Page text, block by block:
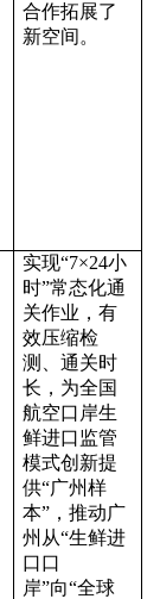
合作拓展了
新空间。
实现“7×24小
时”常态化通
关作业，有
效压缩检
测、通关时
长，为全国
航空口岸生
鲜进口监管
模式创新提
供“广州样
本”，推动广
州从“生鲜进
口口
岸”向“全球